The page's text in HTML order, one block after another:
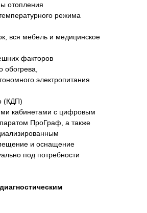
отопления
режима
вся мебель и медицинское
факторов
электропитания
(КДП)
кабинетами с цифровым
ПроГраф, а также
и оснащение
под потребности